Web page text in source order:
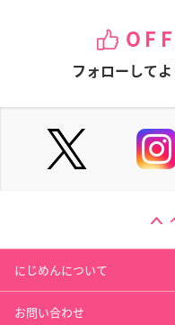
フォローして
にじめんについて
お問い合わせ